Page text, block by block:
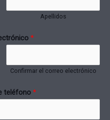
Apellidos
*
Confirmar el correo electrónico
teléfono *